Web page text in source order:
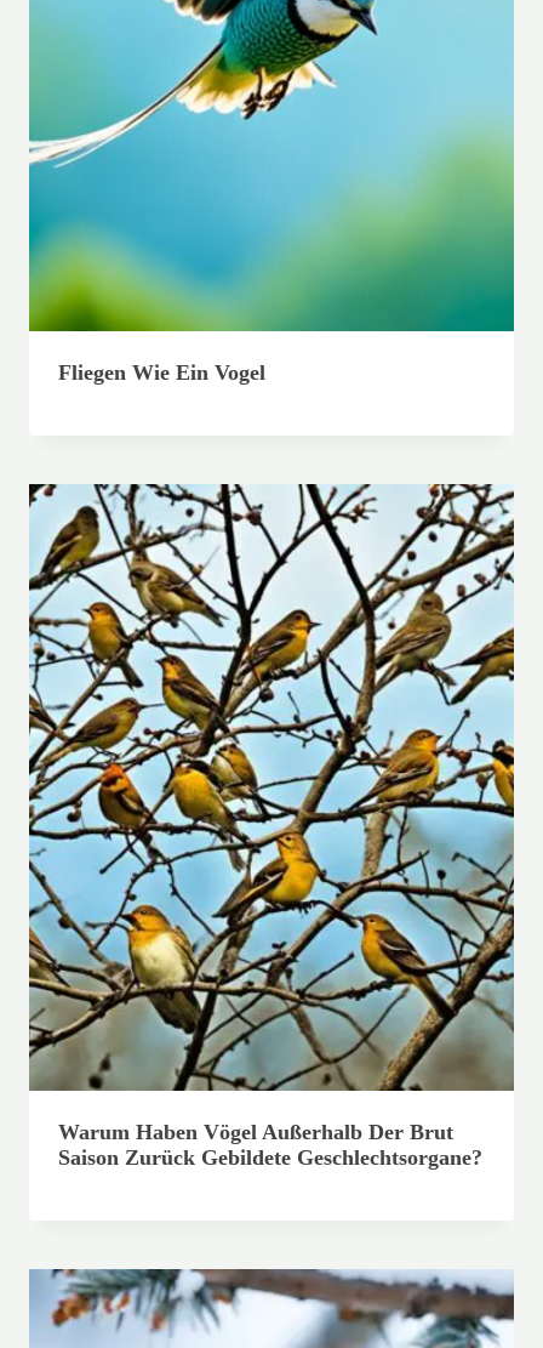
Fliegen Wie Ein Vogel
Warum Haben Vögel Außerhalb Der Brut
Saison Zurück Gebildete Geschlechtsorgane?